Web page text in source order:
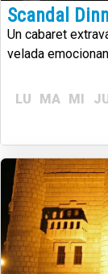
Scandal
Un cabaret
velada
LU MA MI